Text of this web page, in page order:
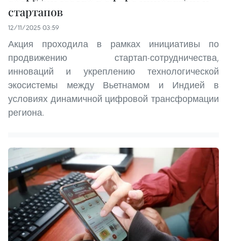
стартапов
12/11/2025 03:59
Акция проходила в рамках инициативы по
продвижению стартап-сотрудничества,
инноваций и укреплению технологической
экосистемы между Вьетнамом и Индией в
условиях динамичной цифровой трансформации
региона.